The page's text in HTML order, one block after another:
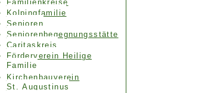
Familienkreise
Kolpingfamilie
Senioren
Senioren­begegnungs­stätte
Caritaskreis
Förderverein Heilige
Familie
Kirchenbauverein
St. Augustinus